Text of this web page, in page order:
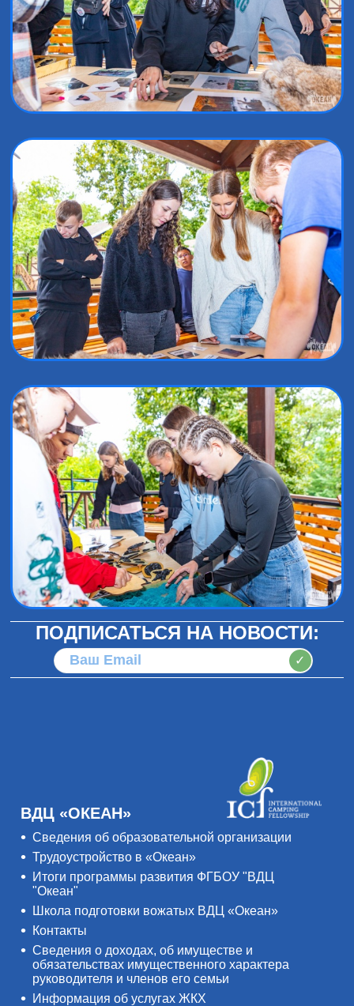
ПОДПИСАТЬСЯ НА НОВОСТИ:
✓
ВДЦ «ОКЕАН»
Сведения об образовательной организации
Трудоустройство в «Океан»
Итоги программы развития ФГБОУ "ВДЦ
"Океан"
Школа подготовки вожатых ВДЦ «Океан»
Контакты
Сведения о доходах, об имуществе и
обязательствах имущественного характера
руководителя и членов его семьи
Информация об услугах ЖКХ